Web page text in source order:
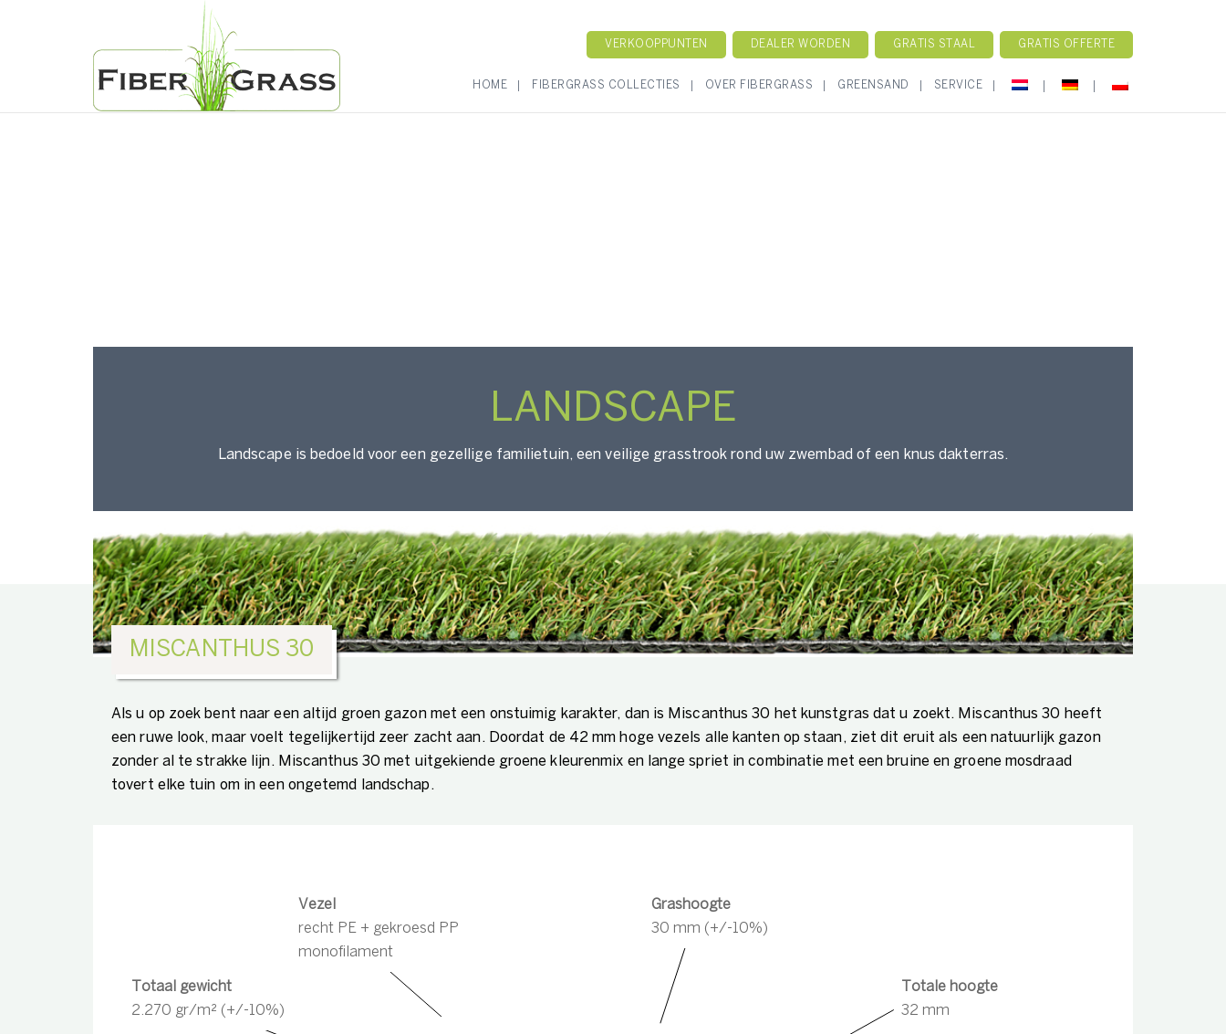
VERKOOPPUNTEN DEALER WORDEN GRATIS STAAL GRATIS OFFERTE
HOME FIBERGRASS COLLECTIES OVER FIBERGRASS GREENSAND SERVICE
LANDSCAPE
Landscape is bedoeld voor een gezellige familietuin, een veilige grasstrook rond uw zwembad of een knus dakterras.
MISCANTHUS 30
Als u op zoek bent naar een altijd groen gazon met een onstuimig karakter, dan is Miscanthus 30 het kunstgras dat u zoekt. Miscanthus 30 heeft
een ruwe look, maar voelt tegelijkertijd zeer zacht aan. Doordat de 42 mm hoge vezels alle kanten op staan, ziet dit eruit als een natuurlijk gazon
zonder al te strakke lijn. Miscanthus 30 met uitgekiende groene kleurenmix en lange spriet in combinatie met een bruine en groene mosdraad
tovert elke tuin om in een ongetemd landschap.
Totaal gewicht
2.270 gr/m² (+/-10%)
Vezel
recht PE + gekroesd PP
monofilament
Grashoogte
30 mm (+/-10%)
Totale hoogte
32 mm